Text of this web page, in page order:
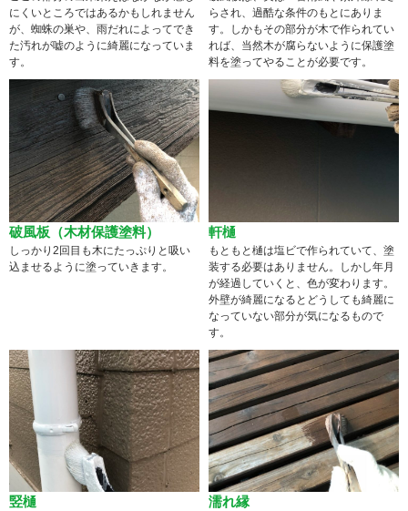
にくいところではあるかもしれません
が、蜘蛛の巣や、雨だれによってでき
た汚れが嘘のように綺麗になっていま
す。
らされ、過酷な条件のもとにありま
す。しかもその部分が木で作られてい
れば、当然木が腐らないように保護塗
料を塗ってやることが必要です。
破風板（木材保護塗料）
しっかり2回目も木にたっぷりと吸い
込ませるように塗っていきます。
軒樋
もともと樋は塩ビで作られていて、塗
装する必要はありません。しかし年月
が経過していくと、色が変わります。
外壁が綺麗になるとどうしても綺麗に
なっていない部分が気になるもので
す。
竪樋 濡れ縁